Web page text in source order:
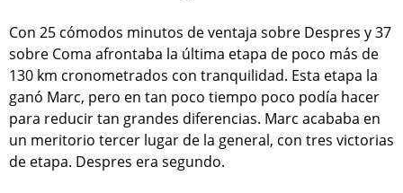
Con 25 cómodos minutos de ventaja sobre Despres y 37
sobre Coma afrontaba la última etapa de poco más de
130 km cronometrados con tranquilidad. Esta etapa la
ganó Marc, pero en tan poco tiempo poco podía hacer
para reducir tan grandes diferencias. Marc acababa en
un meritorio tercer lugar de la general, con tres victorias
de etapa. Despres era segundo.